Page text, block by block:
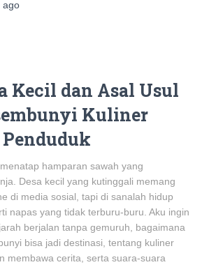
ago
Kecil dan Asal Usul
Kuliner
hamparan sawah yang
Desa kecil yang kutinggali memang
di media sosial, tapi di sanalah hidup
napas yang tidak terburu-buru. Aku ingin
berjalan tanpa gemuruh, bagaimana
bisa jadi destinasi, tentang kuliner
membawa cerita, serta suara-suara